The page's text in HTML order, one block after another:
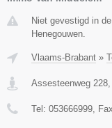
Niet gevestigd in
Henegouwen.
Vlaams-Brabant »
Assesteenweg 228
Tel: 053666999 ,